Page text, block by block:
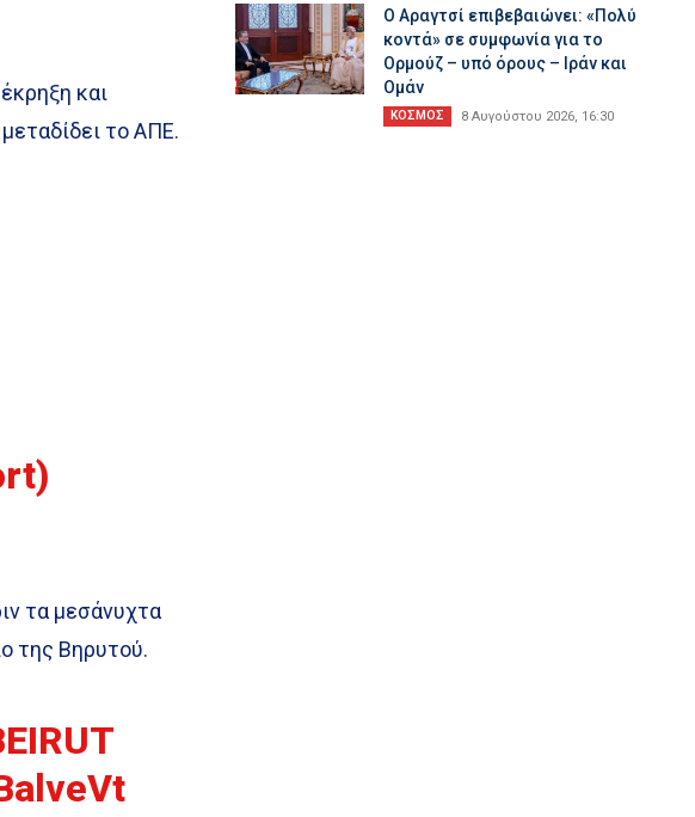
και
το ΑΠΕ.
τα μεσάνυχτα
της Βηρυτού.
Ο Αραγτσί επιβεβαιώνει: «Πολύ
κοντά» σε συμφωνία για το
Ορμούζ – υπό όρους – Ιράν και
Ομάν
ΚΟΣΜΟΣ 8 Αυγούστου 2026, 16:30